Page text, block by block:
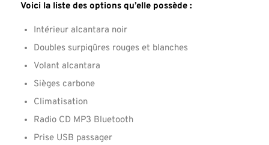
Voici la liste des options qu’elle possède :
Intérieur alcantara noir
Doubles surpiqûres rouges et blanches
Volant alcantara
Sièges carbone
Climatisation
Radio CD MP3 Bluetooth
Prise USB passager